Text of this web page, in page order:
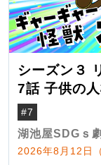
シーズン３
7話 子供の
#7
湖池屋SDGｓ
2026年8月12日